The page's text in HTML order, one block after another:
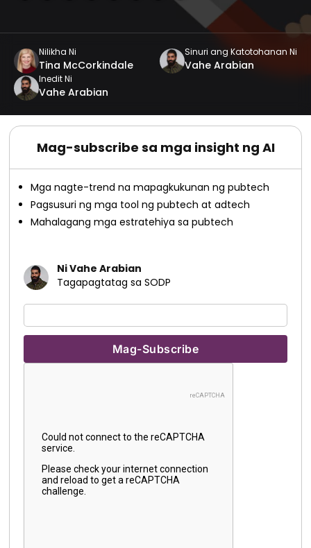
Nilikha Ni
Tina McCorkindale
Sinuri ang Katotohanan Ni
Vahe Arabian
Inedit Ni
Vahe Arabian
Mag-subscribe sa mga insight ng AI
Mga nagte-trend na mapagkukunan ng pubtech
Pagsusuri ng mga tool ng pubtech at adtech
Mahalagang mga estratehiya sa pubtech
Ni Vahe Arabian
Tagapagtatag sa SODP